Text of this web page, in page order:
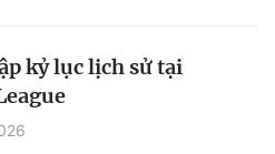
kỷ lục lịch sử tại